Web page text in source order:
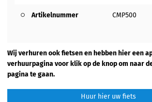
Artikelnummer CMP500
Wij verhuren ook fietsen en hebben hier een
verhuurpagina voor klik op de knop om naar
pagina te gaan.
Huur hier uw fiets